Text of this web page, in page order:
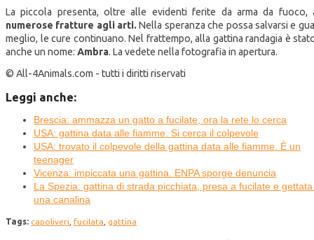
La piccola presenta, oltre alle evidenti ferite da arma da fuoco,
numerose fratture agli arti.Nella speranza che possa salvarsi e
meglio, le cure continuano. Nel frattempo, alla gattina randagia è
anche un nome: Ambra. La vedete nella fotografia in apertura.
© All-4Animals.com - tutti i diritti riservati
Leggi anche:
Brescia: ammazza un gatto a fucilate, ora la rete lo cerca
USA: gattina data alle fiamme. Si cerca il colpevole
USA: trovato il colpevole della gattina data alle fiamme. È un
teenager
Vicenza: impiccata una gattina. ENPA sporge denuncia
La Spezia: gattina di strada picchiata, presa a fucilate e
una canalina
Tags: capoliveri fucilata gattina